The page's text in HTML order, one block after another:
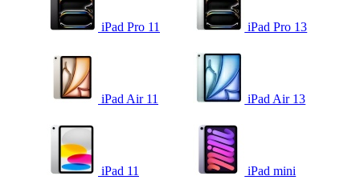
iPad Pro 11 iPad Pro 13
iPad Air 11 iPad Air 13
iPad 11 iPad mini